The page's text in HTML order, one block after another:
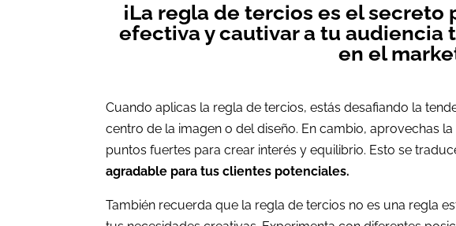
¡La regla de tercios es el
efectiva y cautivar a tu
en el
Cuando aplicas la regla de tercios, estás desafiando la
centro de la imagen o del diseño. En cambio, aprovechas
puntos fuertes para crear interés y equilibrio. Esto se
agradable para tus clientes potenciales.
También recuerda que la regla de tercios no es una regla